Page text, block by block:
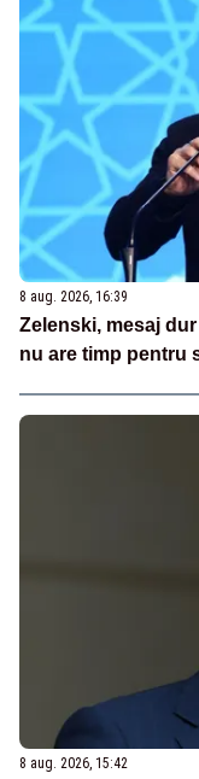
8 aug. 2026, 16:39
Zelenski, mesaj
nu are timp pentru
8 aug. 2026, 15:42